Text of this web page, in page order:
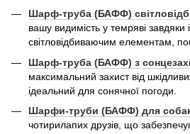
Шарф-труба (БАФФ)
вашу видимість у темряві завдяки
світловідбиваючим елементам,
Шарф-труба (БАФФ) з
максимальний захист від
ідеальний для сонячної погоди.
Шарфи-труби (БАФФ) для
чотирилапих друзів, що